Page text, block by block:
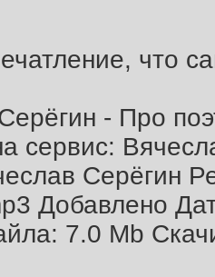
что
- Про
сервис:
Серёгин
Добавлено
7.0 Mb